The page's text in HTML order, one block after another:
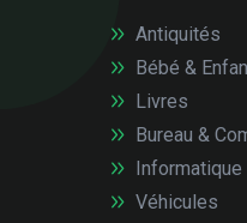
Antiquités
Bébé &
Livres
Bureau &
Véhicules